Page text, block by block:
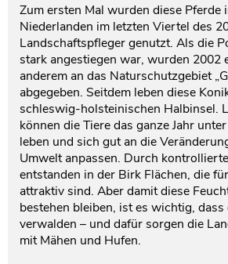
Zum ersten Mal wurden diese Pferde
Niederlanden im letzten Viertel des
Landschaftspfleger genutzt. Als die
stark angestiegen war, wurden 2002
anderem an das Naturschutzgebiet
abgegeben. Seitdem leben diese
schleswig-holsteinischen Halbinsel.
können die Tiere das ganze Jahr
leben und sich gut an die
Umwelt anpassen. Durch
entstanden in der Birk Flächen, die
attraktiv sind. Aber damit diese
bestehen bleiben, ist es wichtig,
verwalden – und dafür sorgen die
mit Mähen und Hufen.